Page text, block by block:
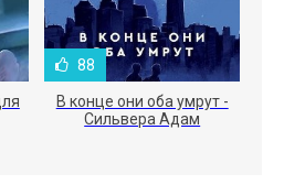
88
В конце они оба умрут -
Сильвера Адам